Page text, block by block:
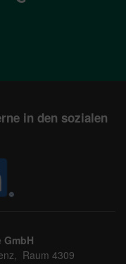
in den sozialen
GmbH
Raum 4309